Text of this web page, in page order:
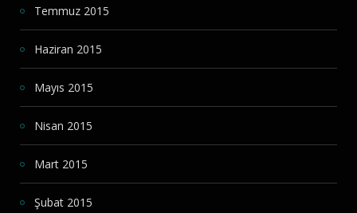
Temmuz 2015
Haziran 2015
Mayıs 2015
Nisan 2015
Mart 2015
Şubat 2015